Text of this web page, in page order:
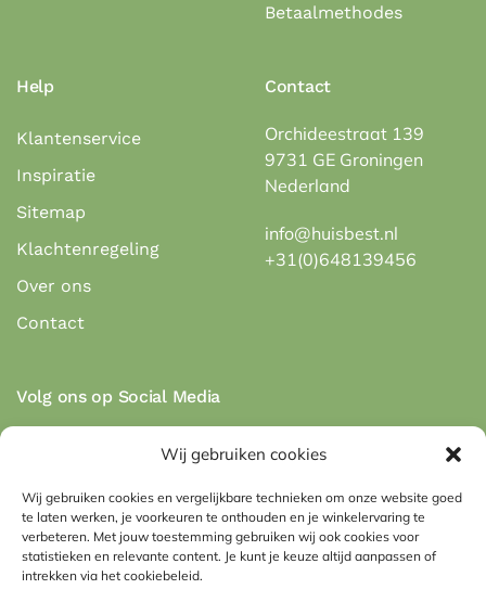
Wij gebruiken cookies
Wij gebruiken cookies en vergelijkbare technieken om onze website goed
te laten werken, je voorkeuren te onthouden en je winkelervaring te
verbeteren. Met jouw toestemming gebruiken wij ook cookies voor
statistieken en relevante content. Je kunt je keuze altijd aanpassen of
intrekken via het cookiebeleid.
Betaalmethodes
Help
Klantenservice
Inspiratie
Sitemap
Klachtenregeling
Over ons
Contact
Contact
Orchideestraat 139
9731 GE Groningen
Nederland
info@huisbest.nl
+31(0)648139456
Volg ons op Social Media
Veilig betalen via de betaalmethodes: